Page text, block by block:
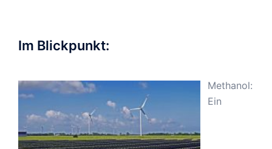
Im Blickpunkt:
Methanol:
Ein